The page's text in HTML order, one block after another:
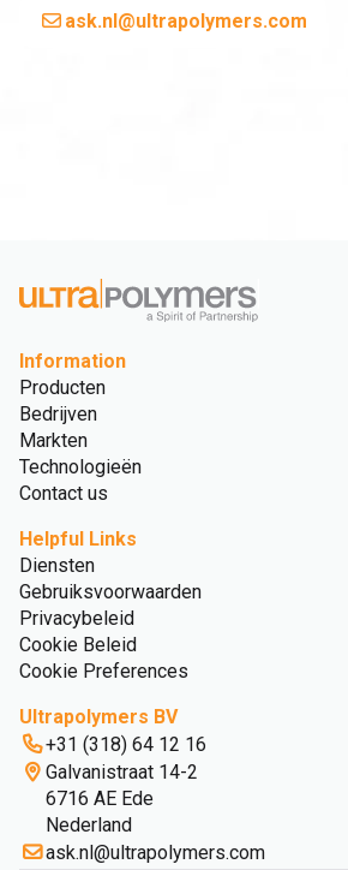
ask.nl@ultrapolymers.com
Information
Producten
Bedrijven
Markten
Technologieën
Contact us
Helpful Links
Diensten
Gebruiksvoorwaarden
Privacybeleid
Cookie Beleid
Cookie Preferences
Ultrapolymers BV
+31 (318) 64 12 16
Galvanistraat 14-2
6716 AE Ede
Nederland
ask.nl@ultrapolymers.com